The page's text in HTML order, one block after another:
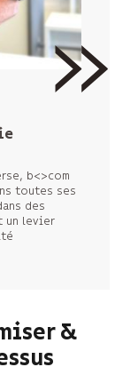
b<>com
toutes ses
des
un levier
&